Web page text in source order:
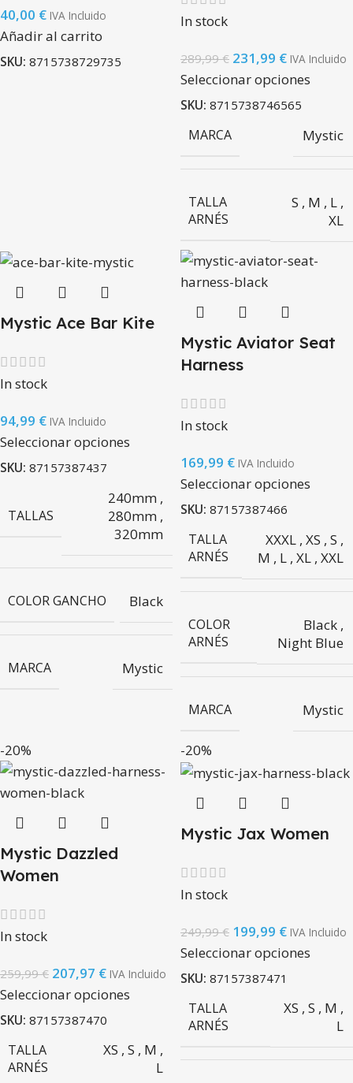
40,00 € IVA Incluido
Añadir al carrito
SKU: 8715738729735
In stock
289,99€ 231,99 € IVA Incluido
Seleccionar opciones
SKU: 8715738746565
MARCA Mystic
TALLA
ARNÉS
S , M , L ,
XL
Mystic Ace Bar Kite
In stock
94,99 € IVA Incluido
Seleccionar opciones
SKU: 87157387437
TALLAS
240mm ,
280mm ,
320mm
COLOR GANCHO Black
MARCA Mystic
Mystic Aviator Seat
Harness
In stock
169,99 € IVA Incluido
Seleccionar opciones
SKU: 87157387466
TALLA
ARNÉS
XXXL , XS , S ,
M , L , XL , XXL
COLOR
ARNÉS
Black ,
Night Blue
MARCA Mystic
-20%
Mystic Dazzled
Women
In stock
259,99€ 207,97 € IVA Incluido
Seleccionar opciones
SKU: 87157387470
TALLA
ARNÉS
XS , S , M ,
L
-20%
Mystic Jax Women
In stock
249,99€ 199,99 € IVA Incluido
Seleccionar opciones
SKU: 87157387471
TALLA
ARNÉS
XS , S , M ,
L